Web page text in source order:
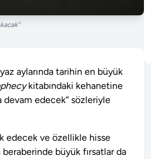
aylarında tarihin en büyük
kitabındaki kehanetine
devam edecek” sözleriyle
edecek ve özellikle hisse
beraberinde büyük fırsatlar da